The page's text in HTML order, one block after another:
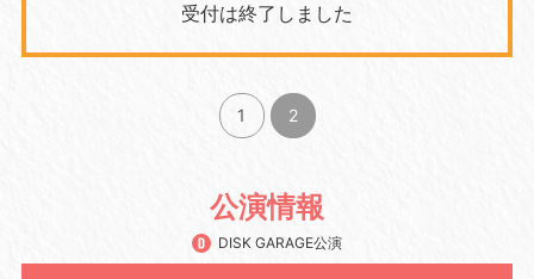
受付は終了しました
1 2
公演情報
DISK GARAGE公演